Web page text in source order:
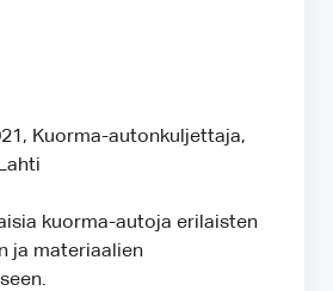
Kuorma-autonkuljettaja,
kuorma-autoja erilaisten
ja materiaalien